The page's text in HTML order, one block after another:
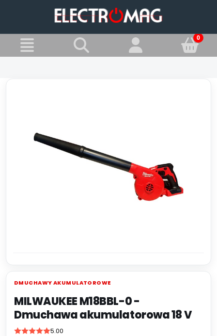
Dmuchawy akumulatorowe
DMUCHAWY AKUMULATOROWE
MILWAUKEE M18BBL-0 -
Dmuchawa akumulatorowa 18 V
5.00